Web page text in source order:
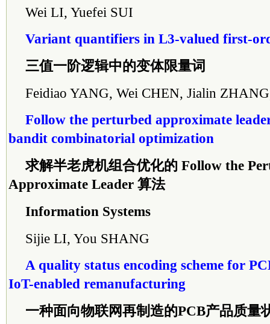
Wei LI, Yuefei SUI
Variant quantifiers in L3-valued first-
三值一阶逻辑中的变体限量词
Feidiao YANG, Wei CHEN, Jialin
Follow the perturbed approximate
bandit combinatorial optimization
求解半老虎机组合优化的 Follow the
Approximate Leader 算法
Information Systems
Sijie LI, You SHANG
A quality status encoding scheme for
IoT-enabled remanufacturing
一种面向物联网再制造的PCB产品质量